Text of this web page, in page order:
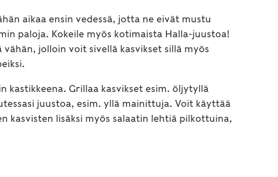
aikaa ensin vedessä, jotta ne eivät mustu
paloja. Kokeile myös kotimaista Halla-juustoa!
jolloin voit sivellä kasvikset sillä myös
Grillaa kasvikset esim. öljytyllä
juustoa, esim. yllä mainittuja. Voit käyttää
kasvisten lisäksi myös salaatin lehtiä pilkottuina,